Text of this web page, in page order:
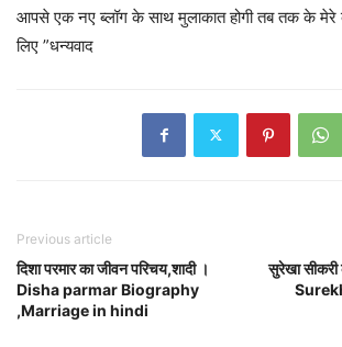
आपसे एक नए ब्लॉग के साथ मुलाकात होगी तब तक के मेरे
लिए ”धन्यवाद
Previous article
दिशा परमार का जीवन परिचय,शादी ।
Disha parmar Biography
,Marriage in hindi
सुरेखा